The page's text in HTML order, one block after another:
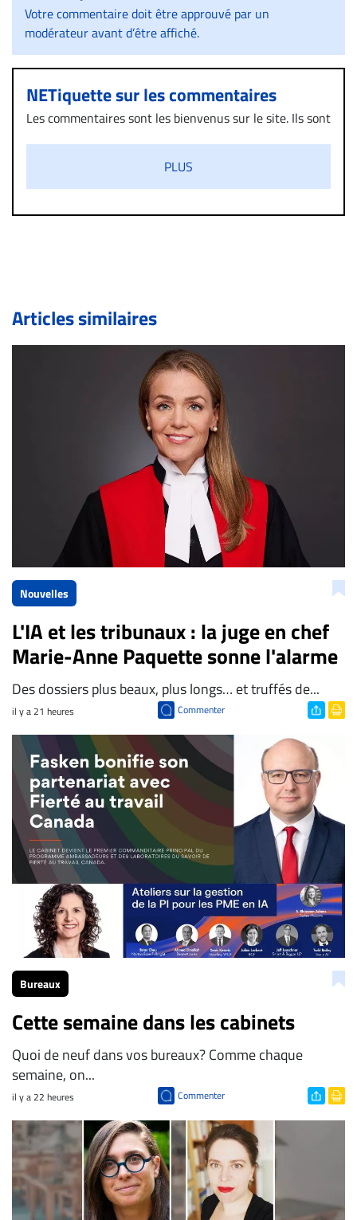
Votre commentaire doit être approuvé par un
modérateur avant d’être affiché.
NETiquette sur les commentaires
Les commentaires sont les bienvenus sur le site. Ils sont
diffamatoire. Si malgré cette politique de modération,
un commentaire publié sur le site vous dérange, prenez
immédiatement contact par courriel (info@droit-
de validation, un droit de réponse.
Bien à vous,
La Rédaction de Droit-inc.com
PLUS
Articles similaires
Nouvelles
L'IA et les tribunaux : la juge en chef
Marie-Anne Paquette sonne l'alarme
Des dossiers plus beaux, plus longs… et truffés de...
il y a 21 heures Commenter
Bureaux
Cette semaine dans les cabinets
Quoi de neuf dans vos bureaux? Comme chaque
semaine, on...
il y a 22 heures Commenter